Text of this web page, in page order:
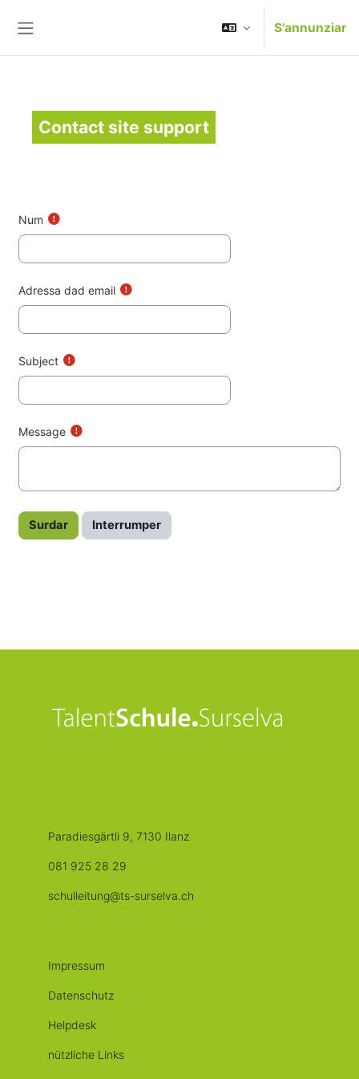
S'annunziar
Contact site support
Num
Adressa dad email
Subject
Message
Paradiesgärtli 9, 7130 Ilanz
081 925 28 29
schulleitung@ts-surselva.ch
Impressum
Datenschutz
Helpdesk
nützliche Links